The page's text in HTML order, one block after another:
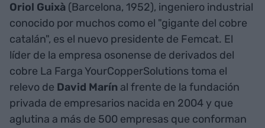
Oriol Guixà (Barcelona, 1952), ingeniero industrial
conocido por muchos como el "gigante del cobre
catalán", es el nuevo presidente de Femcat. El
líder de la empresa osonense de derivados del
cobre La Farga YourCopperSolutions toma el
relevo de David Marín al frente de la fundación
privada de empresarios nacida en 2004 y que
aglutina a más de 500 empresas que conforman